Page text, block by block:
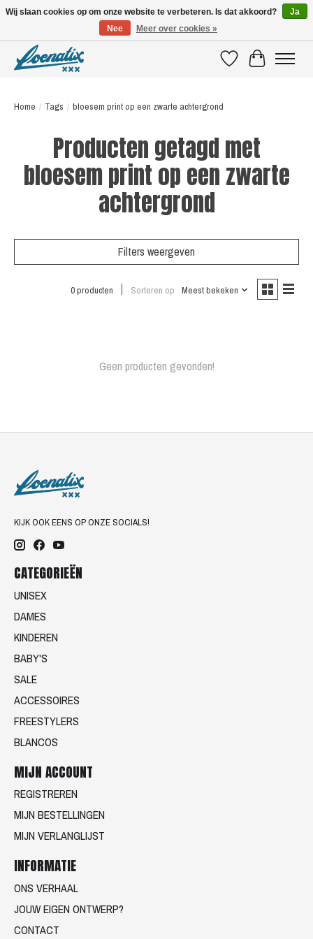
VerlanglijstWinkelwagen
Home / Tags / bloesem print op een zwarte achtergrond
Producten getagd met
bloesem print op een zwarte
achtergrond
Filters weergeven
0 producten Sorteren op Meest bekeken
Geen producten gevonden!
KIJK OOK EENS OP ONZE SOCIALS!
CATEGORIEËN
UNISEX
DAMES
KINDEREN
BABY'S
SALE
ACCESSOIRES
FREESTYLERS
BLANCOS
MIJN ACCOUNT
REGISTREREN
MIJN BESTELLINGEN
MIJN VERLANGLIJST
INFORMATIE
ONS VERHAAL
JOUW EIGEN ONTWERP?
CONTACT
Wij slaan cookies op om onze website te verbeteren. Is dat akkoord?
Ja
Nee
Meer over cookies »